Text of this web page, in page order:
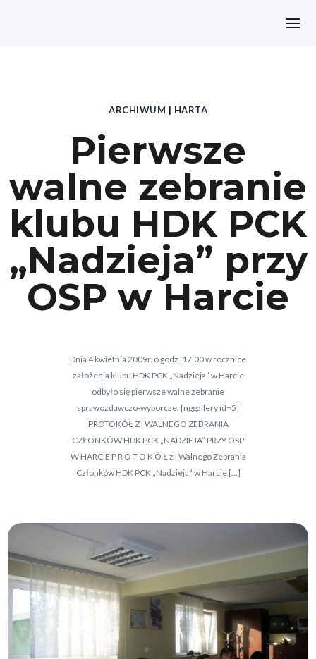
ARCHIWUM | HARTA
Pierwsze
walne zebranie
klubu HDK PCK
„Nadzieja” przy
OSP w Harcie
Dnia 4 kwietnia 2009r. o godz. 17.00 w rocznice
założenia klubu HDK PCK „Nadzieja” w Harcie
odbyło się pierwsze walne zebranie
sprawozdawczo-wyborcze. [nggallery id=5]
PROTOKÓŁ Z I WALNEGO ZEBRANIA
CZŁONKÓW HDK PCK „NADZIEJA” PRZY OSP
W HARCIE P R O T O K Ó Ł z I Walnego Zebrania
Członków HDK PCK „Nadzieja” w Harcie […]